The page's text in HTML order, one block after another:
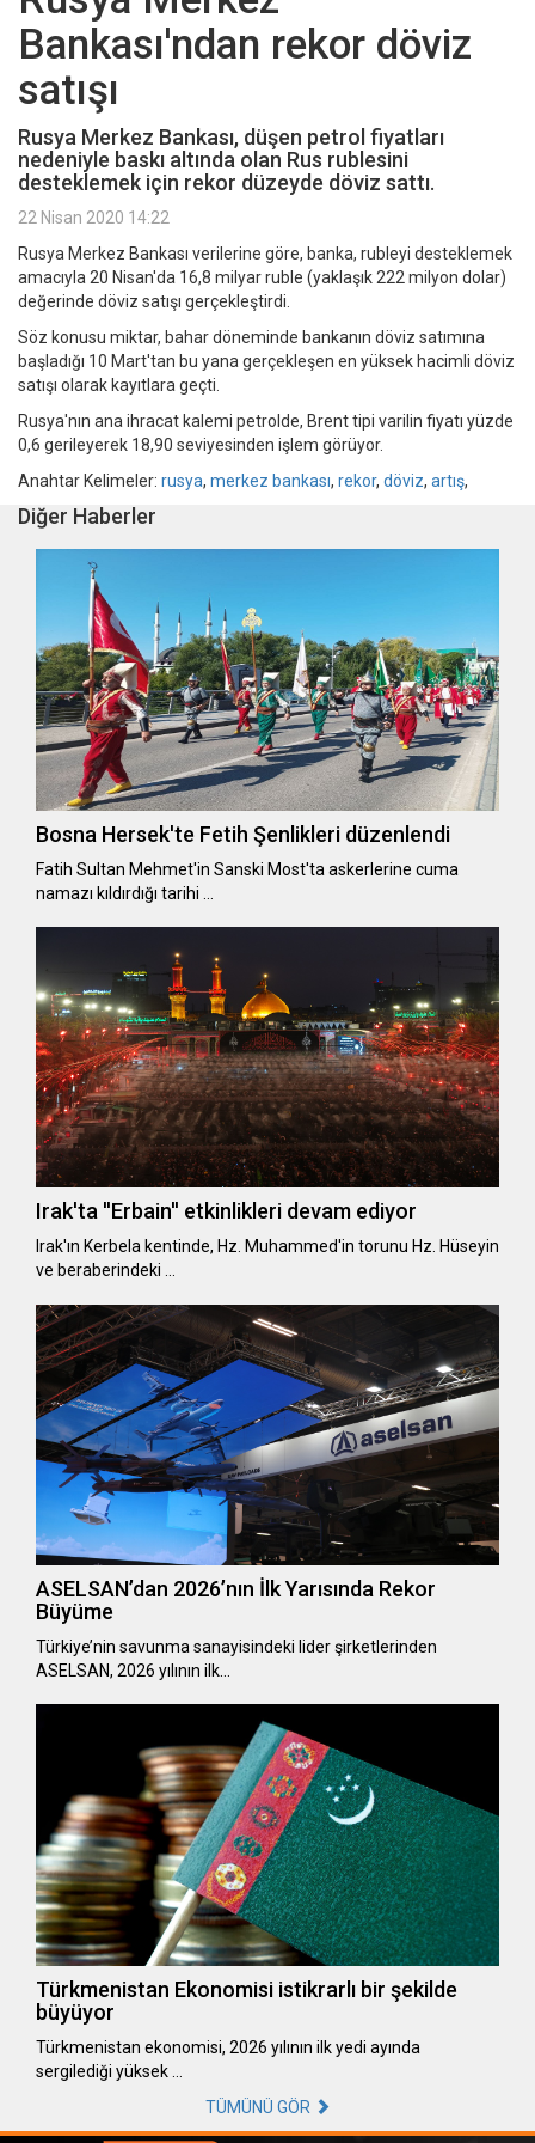
Bankası'ndan rekor döviz
satışı
Rusya Merkez Bankası, düşen petrol fiyatları
nedeniyle baskı altında olan Rus rublesini
desteklemek için rekor düzeyde döviz sattı.
22 Nisan 2020 14:22
Rusya Merkez Bankası verilerine göre, banka, rubleyi desteklemek
amacıyla 20 Nisan'da 16,8 milyar ruble (yaklaşık 222 milyon dolar)
değerinde döviz satışı gerçekleştirdi.
Söz konusu miktar, bahar döneminde bankanın döviz satımına
başladığı 10 Mart'tan bu yana gerçekleşen en yüksek hacimli döviz
satışı olarak kayıtlara geçti.
Rusya'nın ana ihracat kalemi petrolde, Brent tipi varilin fiyatı yüzde
0,6 gerileyerek 18,90 seviyesinden işlem görüyor.
Anahtar Kelimeler: rusya, merkez bankası, rekor, döviz, artış,
Diğer Haberler
Bosna Hersek'te Fetih Şenlikleri düzenlendi
Fatih Sultan Mehmet'in Sanski Most'ta askerlerine cuma
namazı kıldırdığı tarihi …
Irak'ta ''Erbain'' etkinlikleri devam ediyor
Irak'ın Kerbela kentinde, Hz. Muhammed'in torunu Hz. Hüseyin
ve beraberindeki …
ASELSAN’dan 2026’nın İlk Yarısında Rekor
Büyüme
Türkiye’nin savunma sanayisindeki lider şirketlerinden
ASELSAN, 2026 yılının ilk…
Türkmenistan Ekonomisi istikrarlı bir şekilde
büyüyor
Türkmenistan ekonomisi, 2026 yılının ilk yedi ayında
sergilediği yüksek …
TÜMÜNÜ GÖR